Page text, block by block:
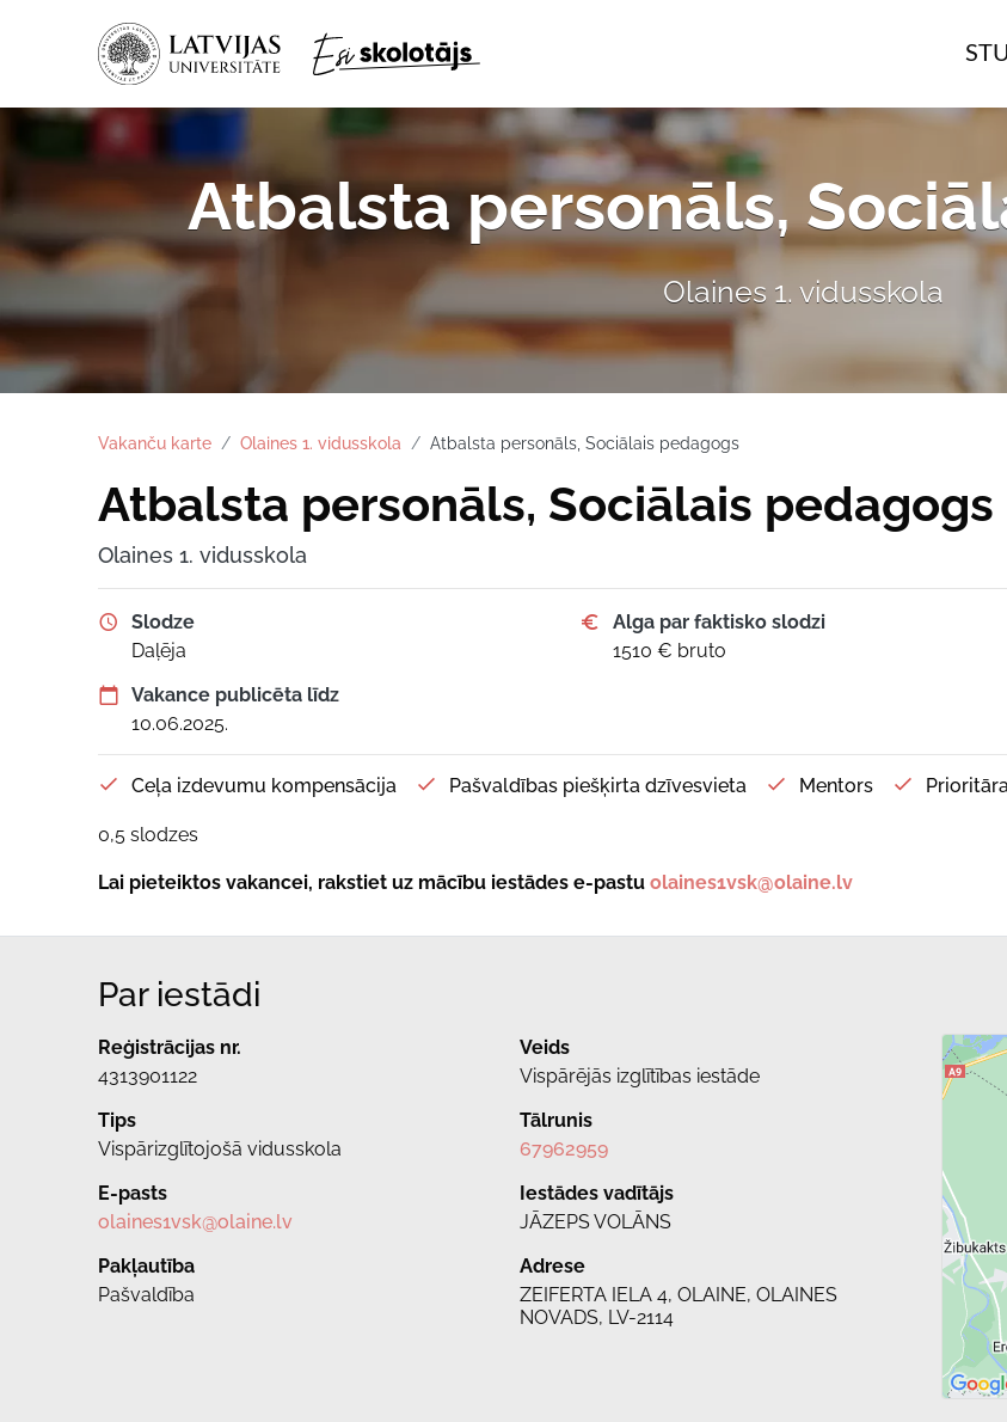
Atbalsta personāls,
Olaines 1. vidusskola
Vakanču karte Olaines 1. vidusskola Atbalsta personāls, Sociālais pedagogs
Atbalsta personāls, Sociālais pedagogs
Olaines 1. vidusskola
Slodze
Daļēja
Alga par faktisko slodzi
1510 € bruto
Vakance publicēta līdz
10.06.2025.
Ceļa izdevumu kompensācija Pašvaldības piešķirta dzīvesvieta Mentors
0,5 slodzes
Lai pieteiktos vakancei, rakstiet uz mācību iestādes e-pastu olaines1vsk@olaine.lv
Par iestādi
Reģistrācijas nr.
4313901122
Veids
Vispārējās izglītības iestāde
Tips
Vispārizglītojošā vidusskola
Tālrunis
67962959
E-pasts
olaines1vsk@olaine.lv
Iestādes vadītājs
JĀZEPS VOLĀNS
Pakļautība
Pašvaldība
Adrese
ZEIFERTA IELA 4, OLAINE, OLAINES
NOVADS, LV-2114